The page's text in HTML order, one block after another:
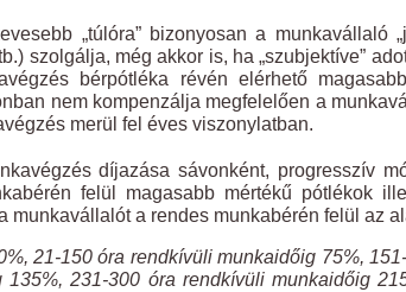
„túlóra” bizonyosan a munkavállaló
szolgálja, még akkor is, ha „szubjektíve”
bérpótléka révén elérhető
nem kompenzálja megfelelően a
merül fel éves viszonylatban.
díjazása sávonként, progresszív
felül magasabb mértékű pótlékok
munkavállalót a rendes munkabérén felül az
21-150 óra rendkívüli munkaidőig 75%,
231-300 óra rendkívüli munkaidőig